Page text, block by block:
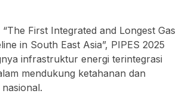
First Integrated and Longest Gas
in South East Asia”, PIPES 2025
infrastruktur energi terintegrasi
mendukung ketahanan dan